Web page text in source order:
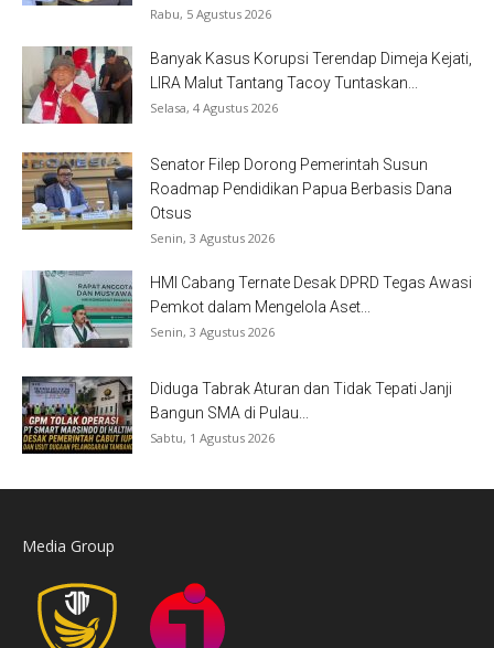
Rabu, 5 Agustus 2026
Banyak Kasus Korupsi Terendap Dimeja Kejati,
LIRA Malut Tantang Tacoy Tuntaskan...
Selasa, 4 Agustus 2026
Senator Filep Dorong Pemerintah Susun
Roadmap Pendidikan Papua Berbasis Dana
Otsus
Senin, 3 Agustus 2026
HMI Cabang Ternate Desak DPRD Tegas Awasi
Pemkot dalam Mengelola Aset...
Senin, 3 Agustus 2026
Diduga Tabrak Aturan dan Tidak Tepati Janji
Bangun SMA di Pulau...
Sabtu, 1 Agustus 2026
Media Group